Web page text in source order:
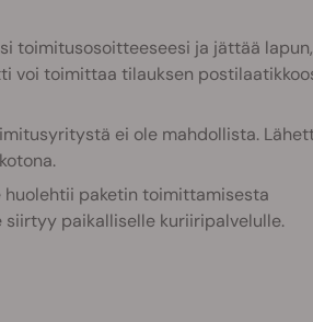
toimitusosoitteeseesi ja jättää
voi toimittaa tilauksen
ei ole mahdollista.
paketin toimittamisesta
siirtyy paikalliselle kuriiripalvelulle.